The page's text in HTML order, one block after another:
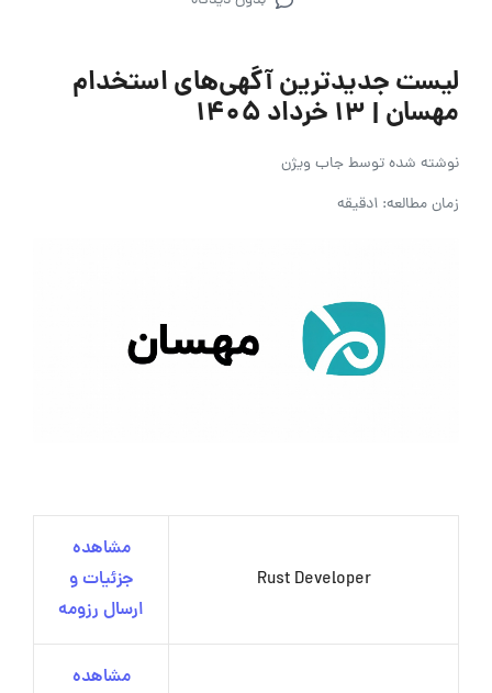
لیست جدیدترین آگهی‌های استخدام
مهسان | ۱۳ خرداد ۱۴۰۵
نوشته شده توسطجاب ویژن
زمان مطالعه: 1دقیقه
Rust Developer
مشاهده
جزئیات و
ارسال رزومه
مشاهده